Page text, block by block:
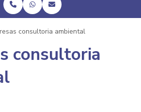
consultoria ambiental
consultoria